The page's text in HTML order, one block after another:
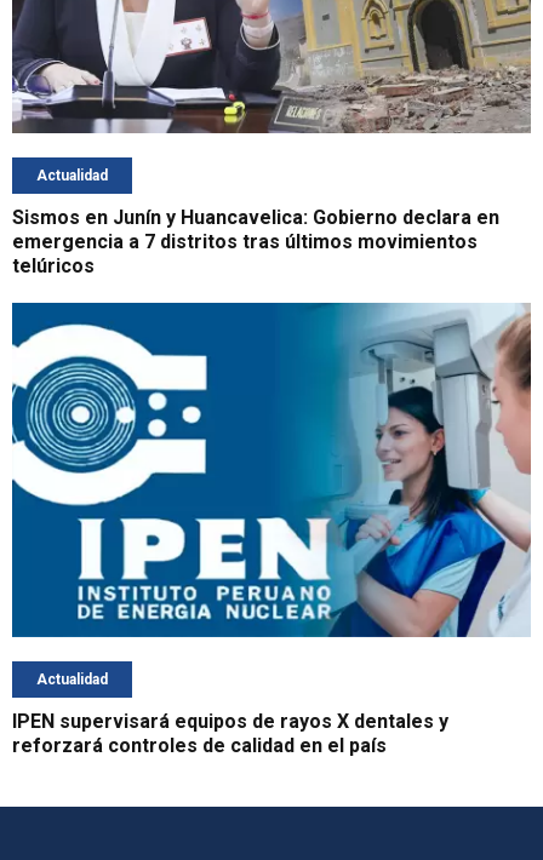
Actualidad
Sismos en Junín y Huancavelica: Gobierno declara en
emergencia a 7 distritos tras últimos movimientos
telúricos
Actualidad
IPEN supervisará equipos de rayos X dentales y
reforzará controles de calidad en el país